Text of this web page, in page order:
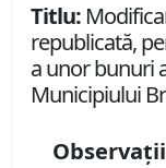
Titlu:
republicată,
a unor bunuri
Municipiului